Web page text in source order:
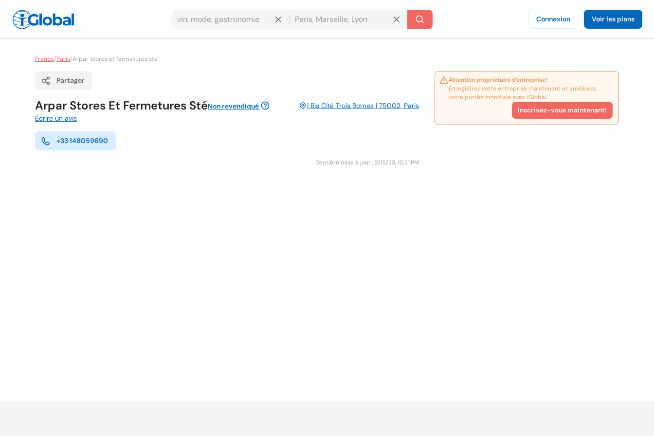
Connexion Voir les plans
France/Paris/Arpar stores et fermetures ste
Partager
Arpar Stores Et Fermetures StéNon revendiqué
1 Bis Cité Trois Bornes | 75002, Paris
Écrire un avis
+33 148059690
Dernière mise à jour : 2/15/23, 10:21 PM
Attention propriétaire d'entreprise!
Enregistrez votre entreprise maintenant et améliorez
votre portée mondiale avec iGlobal.
Inscrivez-vous maintenant!